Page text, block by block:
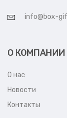
info@box-
О КОМПАНИИ
О нас
Новости
Контакты